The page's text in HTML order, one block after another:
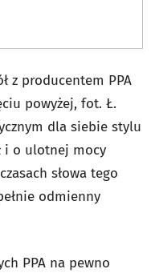
z producentem PPA
powyżej, fot. Ł.
dla siebie stylu
i o ulotnej mocy
słowa tego
odmienny
PPA na pewno